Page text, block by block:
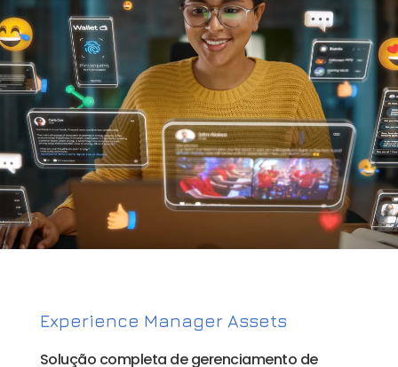
Experience Manager Assets
Solução completa de gerenciamento de